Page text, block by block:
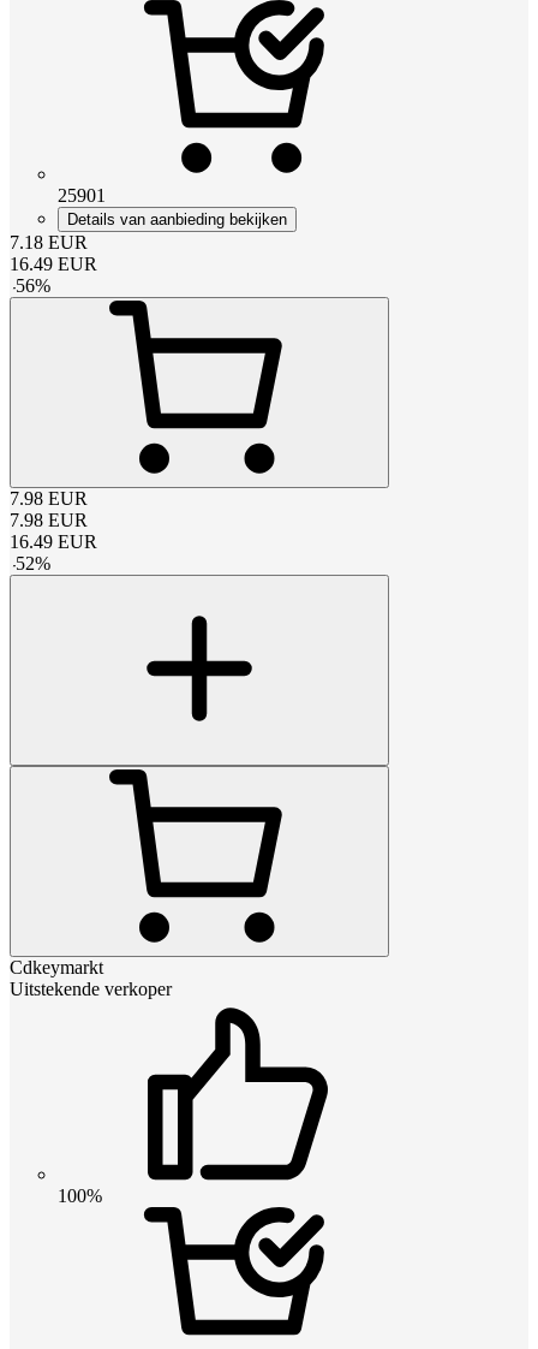
25901
Details van aanbieding bekijken
7.18 EUR
16.49 EUR
-56%
7.98 EUR
7.98 EUR
16.49 EUR
-52%
Cdkeymarkt
Uitstekende verkoper
100%